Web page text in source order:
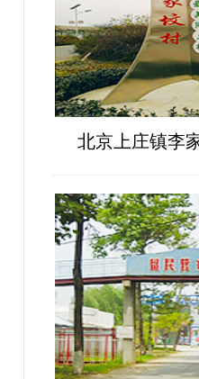
北京上庄镇李